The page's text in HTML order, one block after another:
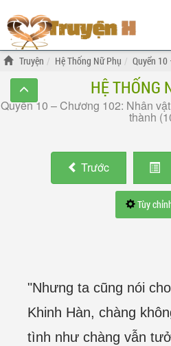
Truyện Hệ Thống Nữ Phụ Quyển
HỆ THỐNG
Quyển 10 – Chương 102: Nhân
thành
Trước
Tùy
"Nhưng ta cũng nói
Khinh Hàn, chàng
tình như chàng vẫn